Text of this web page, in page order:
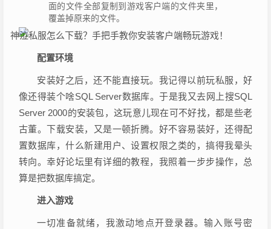
面的文件全部复制到游戏客户端的文件夹里，
覆盖掉原来的文件。
配置环境
安装好之后，还不能直接玩。我记得以前玩私服，好
像还得装个啥SQL Server数据库。于是我又去网上搜SQL
Server 2000的安装包，这玩意儿现在可不好找，都是些老
古董。下载安装，又是一顿折腾。好不容易装好，还得配
置数据库，什么新建用户、设置权限之类的，搞得我晕头
转向。幸好论坛里有详细的教程，我照着一步步操作，总
算是把数据库搞定。
进入游戏
一切准备就绪，我激动地点开登录器。输入账号密